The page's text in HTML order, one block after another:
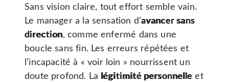
Sans vision claire, tout effort semble vain.
Le manager a la sensation d’avancer sans
direction, comme enfermé dans une
boucle sans fin. Les erreurs répétées et
l’incapacité à « voir loin » nourrissent un
doute profond. La légitimité personnelle et